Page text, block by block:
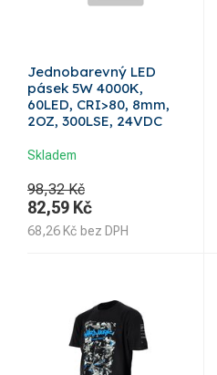
Jednobarevný LED
pásek 5W 4000K,
60LED, CRI>80, 8mm,
2OZ, 300LSE, 24VDC
Skladem
98,32 Kč
82,59 Kč
68,26 Kč bez DPH